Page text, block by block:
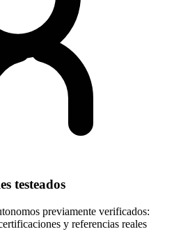
testeados
previamente verificados:
y referencias reales